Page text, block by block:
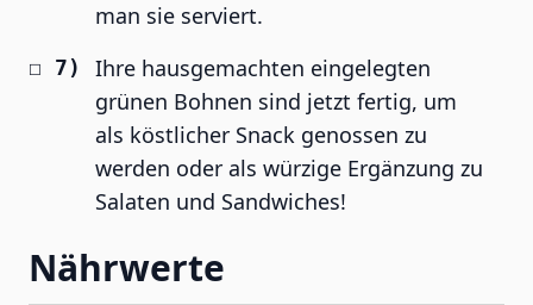
man sie serviert.
Ihre hausgemachten eingelegten
grünen Bohnen sind jetzt fertig, um
als köstlicher Snack genossen zu
werden oder als würzige Ergänzung zu
Salaten und Sandwiches!
Nährwerte